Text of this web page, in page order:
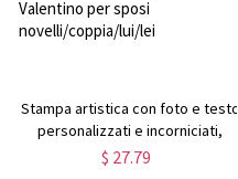
Stampa artistica con foto e testo
personalizzati e incorniciati,
decorazione per la stanza A4/8
$ 27.79